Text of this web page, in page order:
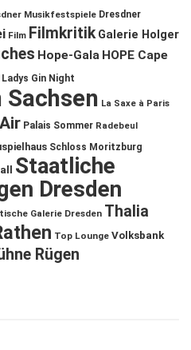
Musikfestspiele Dresdner
Film Filmkritik Galerie Holger
Hope-Gala HOPE Cape
Ladys Gin Night
Sachsen La Saxe à Paris
Palais Sommer Radebeul
Schloss Moritzburg
Staatliche
Dresden
Galerie Dresden Thalia
Top Lounge Volksbank
Rügen